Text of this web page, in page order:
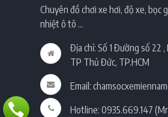
Chuyên đồ chơi xe hơi, độ xe, bọc
nhiệt ô tô …
Địa chỉ: Số 1 Đường số 22
TP Thủ Đức, TP.HCM
Email:
Hotline: 0935.669.147